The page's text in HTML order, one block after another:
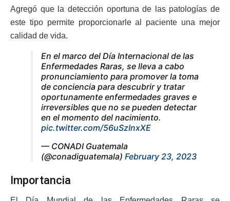
Agregó que la detección oportuna de las patologías de
este tipo permite proporcionarle al paciente una mejor
calidad de vida.
En el marco del Día Internacional de las
Enfermedades Raras, se lleva a cabo
pronunciamiento para promover la toma
de conciencia para descubrir y tratar
oportunamente enfermedades graves e
irreversibles que no se pueden detectar
en el momento del nacimiento.
pic.twitter.com/56uSzInxXE
— CONADI Guatemala
(@conadiguatemala) February 23, 2023
Importancia